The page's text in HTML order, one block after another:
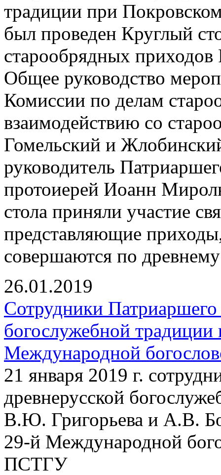
традиции при
был проведен Круглый
старообрядных
Общее руководство
Комиссии по делам
взаимодействию со
Гомельский и
руководитель
протоиерей Иоанн
стола приняли участие
представляющие
совершаются по
26.01.2019
Сотрудники Патриаршего
богослужебной
Международной
21 января 2019 г.
древнерусской
В.Ю. Григорьева и А.В.
29-й Международной
ПСТГУ